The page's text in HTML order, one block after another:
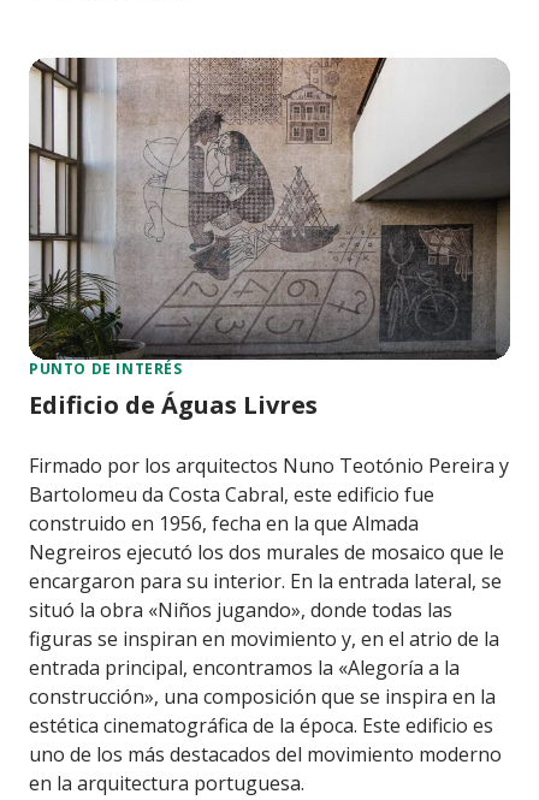
PUNTO DE INTERÉS
Edificio de Águas Livres
Firmado por los arquitectos Nuno Teotónio Pereira y
Bartolomeu da Costa Cabral, este edificio fue
construido en 1956, fecha en la que Almada
Negreiros ejecutó los dos murales de mosaico que le
encargaron para su interior. En la entrada lateral, se
situó la obra «Niños jugando», donde todas las
figuras se inspiran en movimiento y, en el atrio de la
entrada principal, encontramos la «Alegoría a la
construcción», una composición que se inspira en la
estética cinematográfica de la época. Este edificio es
uno de los más destacados del movimiento moderno
en la arquitectura portuguesa.